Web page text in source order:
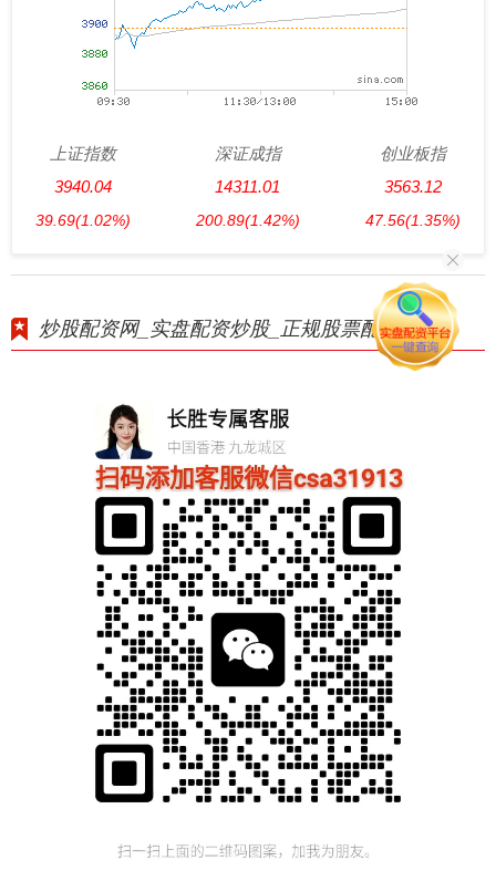
上证指数
3940.04
39.69(1.02%)
深证成指
14311.01
200.89(1.42%)
创业板指
3563.12
47.56(1.35%)
炒股配资网_实盘配资炒股_正规股票配资网